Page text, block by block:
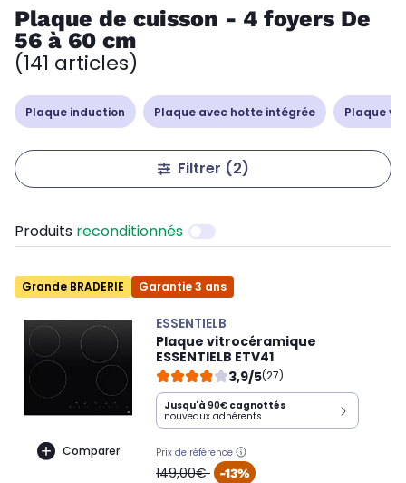
Plaque de cuisson - 4 foyers De
56 à 60 cm
(141 articles)
Plaque induction Plaque avec hotte intégrée Plaque
Filtrer (2)
Produits reconditionnés
Grande BRADERIE Garantie 3 ans
Comparer
ESSENTIELB
Plaque vitrocéramique
ESSENTIELB ETV41
3,9/5(27)
Jusqu'à 90€ cagnottés
nouveaux adhérents
Prix de référence
oldPrice
149,00€ -13%